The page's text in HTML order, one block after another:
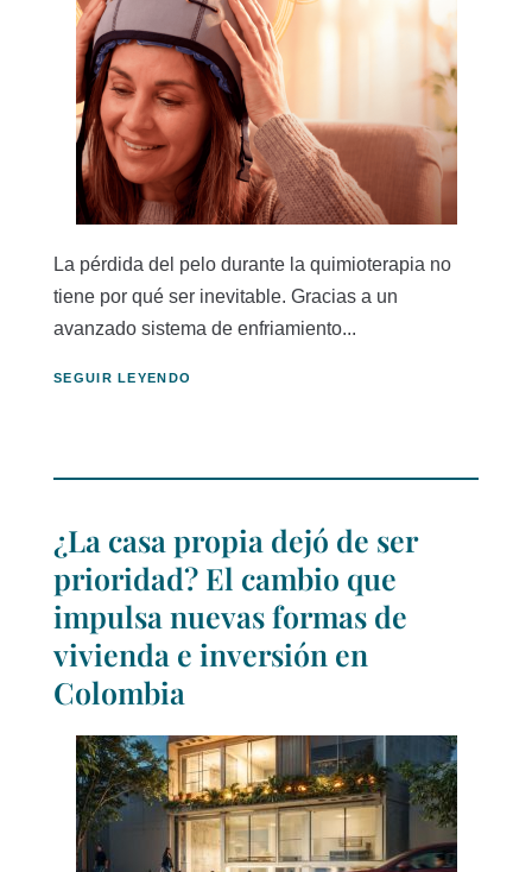
La pérdida del pelo durante la quimioterapia no
tiene por qué ser inevitable. Gracias a un
avanzado sistema de enfriamiento...
SEGUIR LEYENDO
¿La casa propia dejó de ser
prioridad? El cambio que
impulsa nuevas formas de
vivienda e inversión en
Colombia